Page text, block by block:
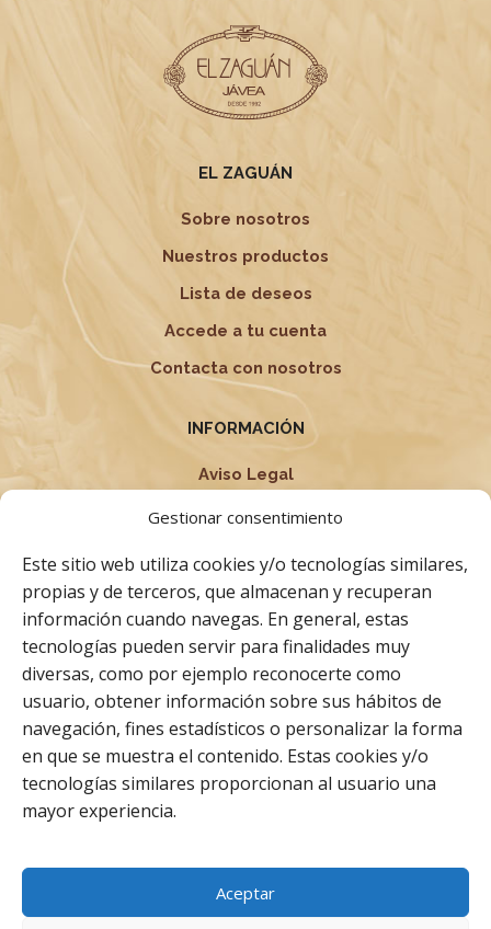
Gestionar consentimiento
Este sitio web utiliza cookies y/o tecnologías similares,
propias y de terceros, que almacenan y recuperan
información cuando navegas. En general, estas
tecnologías pueden servir para finalidades muy
diversas, como por ejemplo reconocerte como
usuario, obtener información sobre sus hábitos de
navegación, fines estadísticos o personalizar la forma
en que se muestra el contenido. Estas cookies y/o
tecnologías similares proporcionan al usuario una
mayor experiencia.
Aceptar
EL ZAGUÁN
Sobre nosotros
Nuestros productos
Lista de deseos
Accede a tu cuenta
Contacta con nosotros
INFORMACIÓN
Aviso Legal
Política de privacidad
Términos y Condiciones
Política de cookies
Derecho de desistimiento
FacebookInstagramWhatsapp